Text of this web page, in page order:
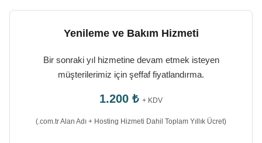
Yenileme ve Bakım Hizmeti
Bir sonraki yıl hizmetine devam etmek isteyen
müşterilerimiz için şeffaf fiyatlandırma.
1.200 ₺ + KDV
(.com.tr Alan Adı + Hosting Hizmeti Dahil Toplam Yıllık Ücret)